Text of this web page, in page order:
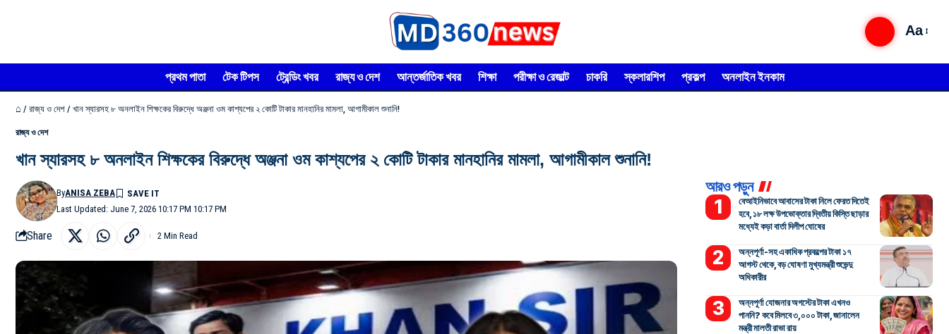
Aa
প্রথম পাতা টেক টিপস ট্রেন্ডিং খবর রাজ্য ও দেশ আন্তর্জাতিক খবর শিক্ষা পরীক্ষা ও রেজাল্ট চাকরি স্কলারশিপ প্রকল্প অনলাইন ইনকাম
⌂ / রাজ্য ও দেশ / খান স্যারসহ ৮ অনলাইন শিক্ষকের বিরুদ্ধে অঞ্জনা ওম কাশ্যপের ২ কোটি টাকার মানহানির মামলা, আগামীকাল শুনানি!
রাজ্য ও দেশ
খান স্যারসহ ৮ অনলাইন শিক্ষকের বিরুদ্ধে অঞ্জনা ওম কাশ্যপের ২ কোটি টাকার মানহানির মামলা, আগামীকাল শুনানি!
Last Updated: June 7, 2026 10:17 PM 10:17 PM
ByANISA ZEBA
Share 2 Min Read
আরও পড়ুন
বেআইনিভাবে আবাসের টাকা নিলে ফেরত দিতেই
হবে, ১৮ লক্ষ উপভোক্তার দ্বিতীয় কিস্তি ছাড়ার
মধ্যেই কড়া বার্তা দিলীপ ঘোষের
অন্নপূর্ণা-সহ একাধিক প্রকল্পের টাকা ১৭
আগস্ট থেকে, বড় ঘোষণা মুখ্যমন্ত্রী শুভেন্দু
অধিকারীর
অন্নপূর্ণা যোজনার অগস্টের টাকা এখনও
পাননি? কবে মিলবে ৩,০০০ টাকা, জানালেন
মন্ত্রী মালতী রাভা রায়